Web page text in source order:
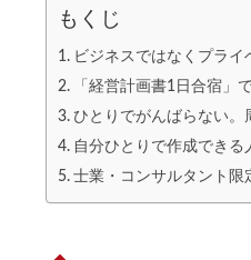
もくじ
ビジネスではなくプラ
「経営計画書1日合宿」
ひとりでがんばらない。
自分ひとりで作成でき
士業・コンサルタント限